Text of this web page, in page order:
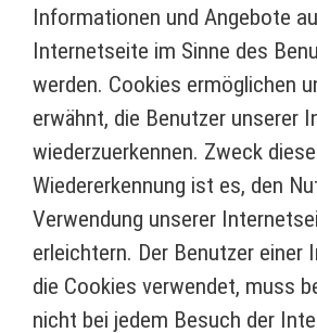
Informationen und Angebote
Internetseite im Sinne des
werden. Cookies ermöglichen
erwähnt, die Benutzer unserer
wiederzuerkennen. Zweck
Wiedererkennung ist es, den
Verwendung unserer
erleichtern. Der Benutzer einer
die Cookies verwendet, muss
nicht bei jedem Besuch der